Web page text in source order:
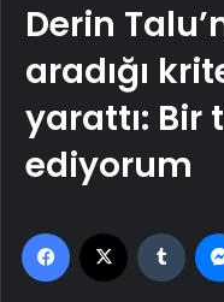
Derin
aradığı
yarattı: Bir
ediyorum
Facebook